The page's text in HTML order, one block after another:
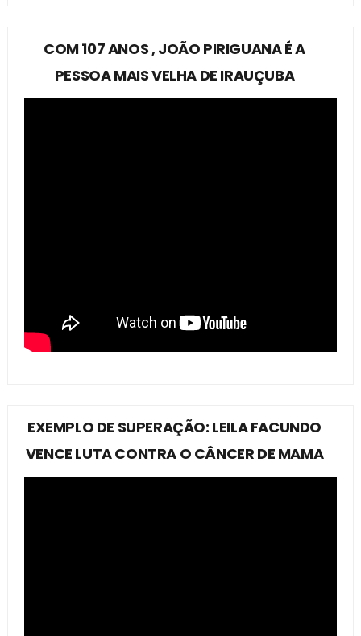
COM 107 ANOS , JOÃO PIRIGUANA É A
PESSOA MAIS VELHA DE IRAUÇUBA
EXEMPLO DE SUPERAÇÃO: LEILA FACUNDO
VENCE LUTA CONTRA O CÂNCER DE MAMA